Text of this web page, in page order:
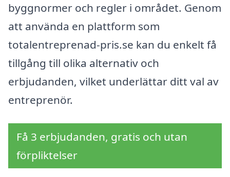
byggnormer och regler i området. Genom
att använda en plattform som
totalentreprenad-pris.se kan du enkelt få
tillgång till olika alternativ och
erbjudanden, vilket underlättar ditt val av
entreprenör.
Få 3 erbjudanden, gratis och utan
förpliktelser